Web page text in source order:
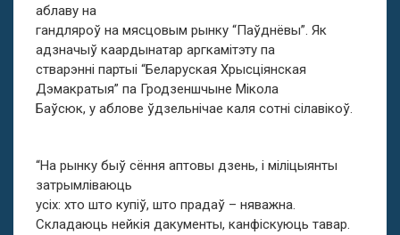
аблаву на
гандляроў на мясцовым рынку “Паўднёвы”. Як
адзначыў каардынатар аргкамітэту па
стварэнні партыі “Беларуская Хрысціянская
Дэмакратыя” па Гродзеншчыне Мікола
Баўсюк, у аблове ўдзельнічае каля сотні сілавікоў.
“На рынку быў сёння аптовы дзень, і міліцыянты
затрымліваюць
усіх: хто што купіў, што прадаў – няважна.
Складаюць нейкія дакументы, канфіскуюць тавар.